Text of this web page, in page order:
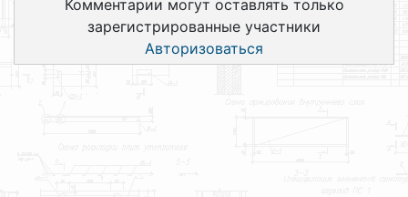
Комментарии могут оставлять только
зарегистрированные участники
Авторизоваться